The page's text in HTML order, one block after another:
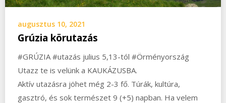
augusztus 10, 2021
Grúzia körutazás
#GRÚZIA #utazás julius 5,13-tól #Örményország
Utazz te is velünk a KAUKÁZUSBA.
Aktív utazásra jöhet még 2-3 fő. Túrák, kultúra,
gasztró, és sok természet 9 (+5) napban. Ha velem